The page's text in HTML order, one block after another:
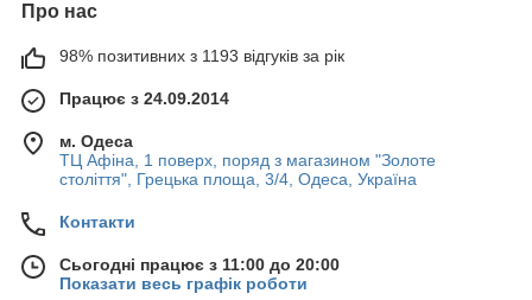
Про нас
98% позитивних з 1193 відгуків за рік
Працює з 24.09.2014
м. Одеса
ТЦ Афіна, 1 поверх, поряд з магазином "Золоте
століття", Грецька площа, 3/4, Одеса, Україна
Контакти
Сьогодні працює з 11:00 до 20:00
Показати весь графік роботи